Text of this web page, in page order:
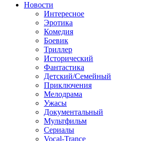
Новости
Интересное
Эротика
Комедия
Боевик
Триллер
Исторический
Фантастика
Детский/Семейный
Приключения
Мелодрама
Ужасы
Документальный
Мультфильм
Сериалы
Vocal-Trance